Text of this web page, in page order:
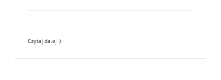
Czytaj dalej